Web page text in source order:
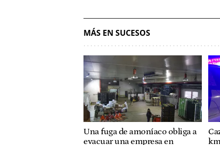
MÁS EN SUCESOS
Una fuga de amoníaco obliga a
evacuar una empresa en